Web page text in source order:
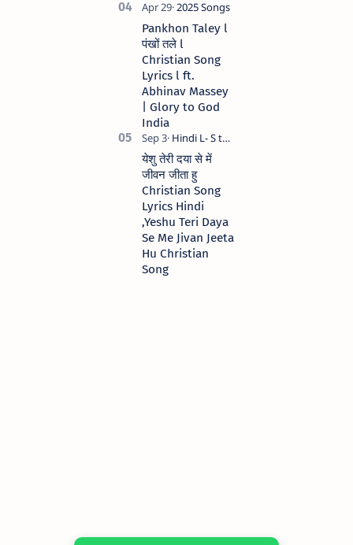
Pankhon Taley l
पंखों तले l
Christian Song
Lyrics l ft.
Abhinav Massey
| Glory to God
India
येशु तेरी दया से में
जीवन जीता हु
Christian Song
Lyrics Hindi
,Yeshu Teri Daya
Se Me Jivan Jeeta
Hu Christian
Song